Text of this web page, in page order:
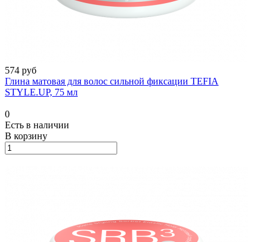
574 руб
Глина матовая для волос сильной фиксации TEFIA
STYLE.UP, 75 мл
0
Есть в наличии
В корзину